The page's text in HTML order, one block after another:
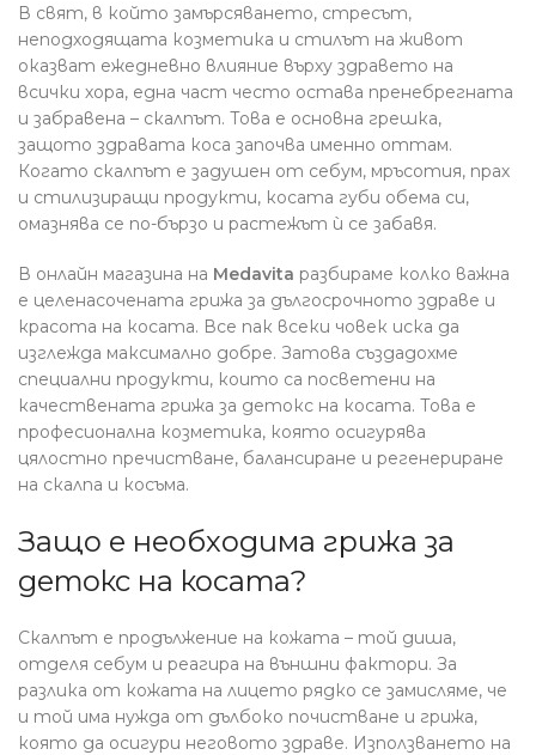
В свят, в който замърсяването, стресът,
неподходящата козметика и стилът на живот
оказват ежедневно влияние върху здравето на
всички хора, една част често остава пренебрегната
и забравена – скалпът. Това е основна грешка,
защото здравата коса започва именно оттам.
Когато скалпът е задушен от себум, мръсотия, прах
и стилизиращи продукти, косата губи обема си,
омазнява се по-бързо и растежът ѝ се забавя.
В онлайн магазина на Medavita разбираме колко важна
е целенасочената грижа за дългосрочното здраве и
красота на косата. Все пак всеки човек иска да
изглежда максимално добре. Затова създадохме
специални продукти, които са посветени на
качествената грижа за детокс на косата. Това е
професионална козметика, която осигурява
цялостно пречистване, балансиране и регенериране
на скалпа и косъма.
Защо е необходима грижа за
детокс на косата?
Скалпът е продължение на кожата – той диша,
отделя себум и реагира на външни фактори. За
разлика от кожата на лицето рядко се замисляме, че
и той има нужда от дълбоко почистване и грижа,
която да осигури неговото здраве. Използването на